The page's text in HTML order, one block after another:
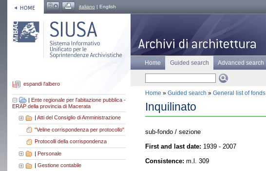
italiano | English
espandi l'albero
| Ente regionale per l'abitazione pubblica -
ERAP della provincia di Macerata
| Atti del Consiglio di Amministrazione
"Veline corrispondenza per protocollo"
Protocolli della corrispondenza
| Personale
Gestione contabile
Home Guided search Advanced search
Home » Guided search » General list of fonds
Inquilinato
sub-fondo / sezione
First and last date: 1939 - 2007
Consistence: m.l. 309